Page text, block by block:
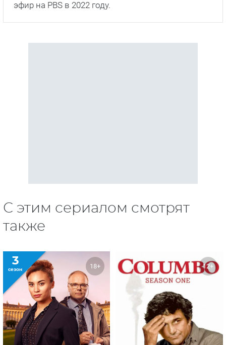
эфир на PBS в 2022 году.
С этим сериалом смотрят
также
3
сезон 18+ 12+